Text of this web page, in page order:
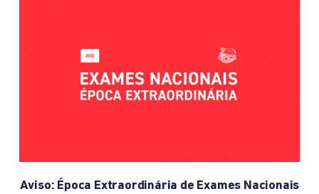
Aviso: Época Extraordinária de Exames Nacionais